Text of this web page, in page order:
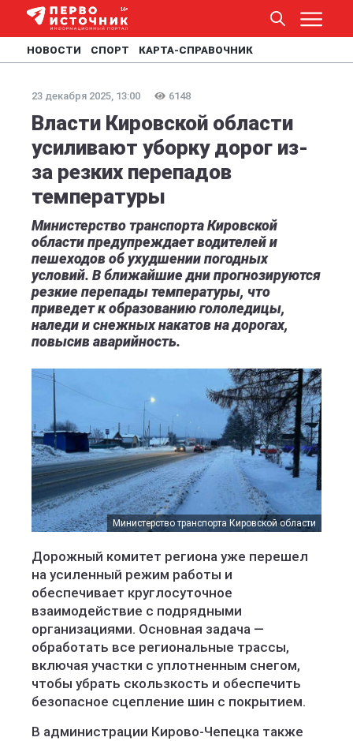
НОВОСТИ СПОРТ КАРТА-СПРАВОЧНИК
23 декабря 2025, 13:00 6148
Власти Кировской области
усиливают уборку дорог из-
за резких перепадов
температуры
Министерство транспорта Кировской
области предупреждает водителей и
пешеходов об ухудшении погодных
условий. В ближайшие дни прогнозируются
резкие перепады температуры, что
приведет к образованию гололедицы,
наледи и снежных накатов на дорогах,
повысив аварийность.
Министерство транспорта Кировской области
Дорожный комитет региона уже перешел
на усиленный режим работы и
обеспечивает круглосуточное
взаимодействие с подрядными
организациями. Основная задача —
обработать все региональные трассы,
включая участки с уплотненным снегом,
чтобы убрать скользкость и обеспечить
безопасное сцепление шин с покрытием.
В администрации Кирово-Чепецка также